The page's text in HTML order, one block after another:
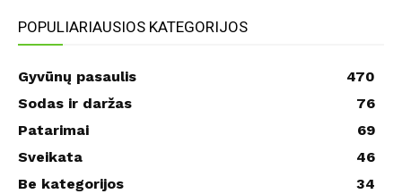
POPULIARIAUSIOS KATEGORIJOS
Gyvūnų pasaulis
470
Sodas ir daržas
76
Patarimai
69
Sveikata
46
Be kategorijos
34